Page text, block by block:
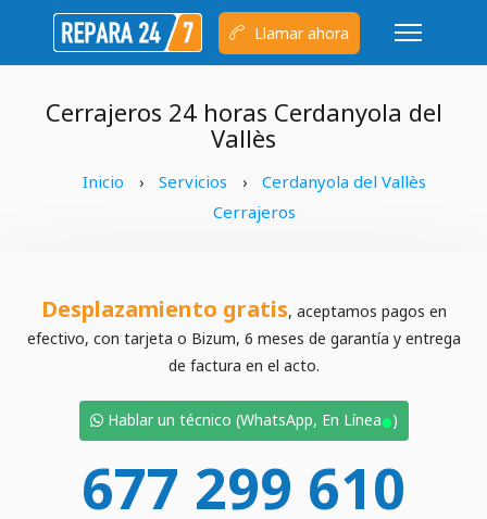
Llamar ahora
Cerrajeros 24 horas Cerdanyola del
Vallès
Inicio › Servicios ›
Cerdanyola del Vallès
Cerrajeros
Desplazamiento gratis, aceptamos pagos en
efectivo, con tarjeta o Bizum, 6 meses de garantía y entrega
de factura en el acto.
Hablar un técnico (WhatsApp, En Línea•)
677 299 610